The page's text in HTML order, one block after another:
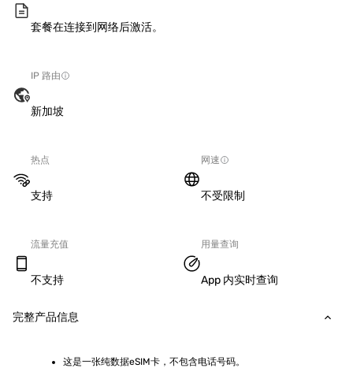
套餐在连接到网络后激活。
IP 路由
新加坡
热点
支持
网速
不受限制
流量充值
不支持
用量查询
App 内实时查询
完整产品信息
这是一张纯数据eSIM卡，不包含电话号码。